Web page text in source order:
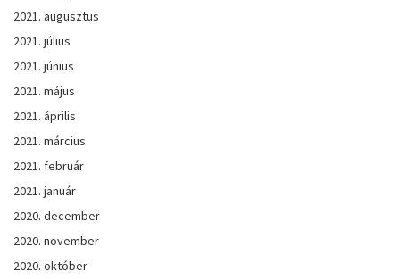
2021. augusztus
2021. július
2021. június
2021. május
2021. április
2021. március
2021. február
2021. január
2020. december
2020. november
2020. október